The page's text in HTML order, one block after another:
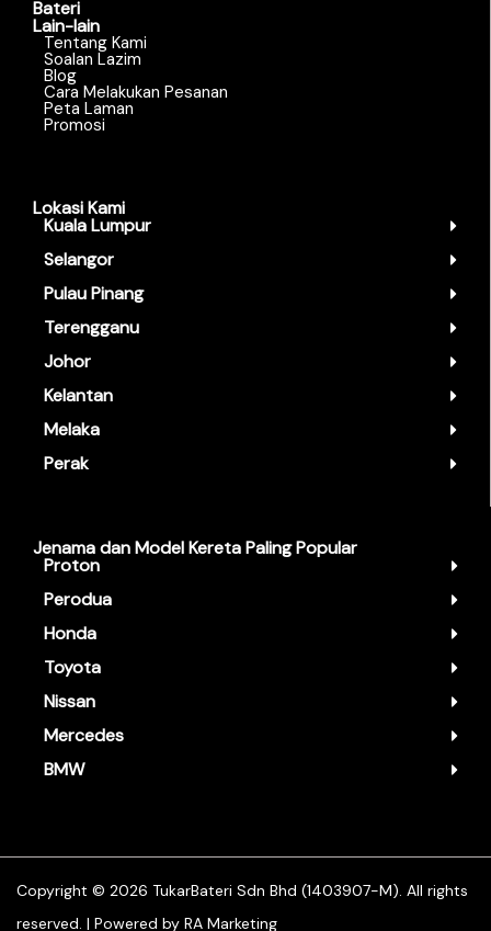
Bateri
Lain-lain
Tentang Kami
Soalan Lazim
Blog
Cara Melakukan Pesanan
Peta Laman
Promosi
Lokasi Kami
Kuala Lumpur
Selangor
Pulau Pinang
Terengganu
Johor
Kelantan
Melaka
Perak
Jenama dan Model Kereta Paling Popular
Proton
Perodua
Honda
Toyota
Nissan
Mercedes
BMW
Copyright ©️ 2026 TukarBateri Sdn Bhd (1403907-M). All rights
reserved. | Powered by RA Marketing